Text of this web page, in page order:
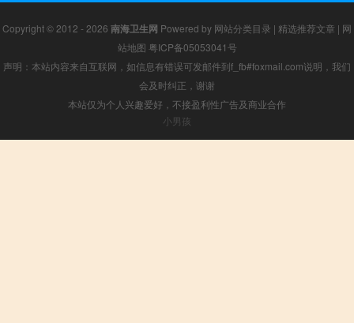
Copyright © 2012 - 2026 南海卫生网 Powered by 网站分类目录 | 精选推荐文章 | 网
站地图 粤ICP备05053041号
声明：本站内容来自互联网，如信息有错误可发邮件到f_fb#foxmail.com说明，我们
会及时纠正，谢谢
本站仅为个人兴趣爱好，不接盈利性广告及商业合作
小男孩